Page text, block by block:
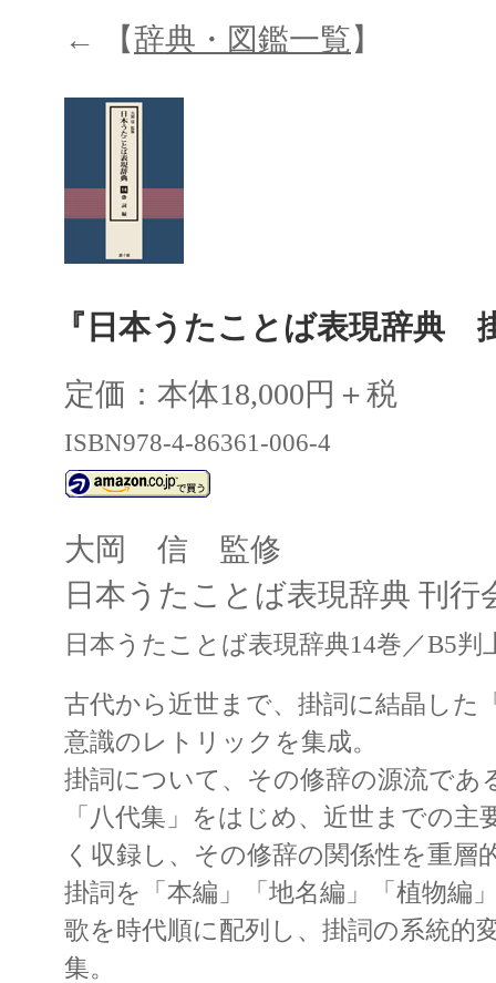
← 【辞典・図鑑一覧】
『日本うたことば表現辞典
定価：本体18,000円＋税
ISBN978-4-86361-006-4
大岡 信 監修
日本うたことば表現辞典 刊行
日本うたことば表現辞典14巻／B5判
古代から近世まで、掛詞に結晶した
意識のレトリックを集成。
掛詞について、その修辞の源流であ
「八代集」をはじめ、近世までの主
く収録し、その修辞の関係性を重層
掛詞を「本編」「地名編」「植物編
歌を時代順に配列し、掛詞の系統的
集。